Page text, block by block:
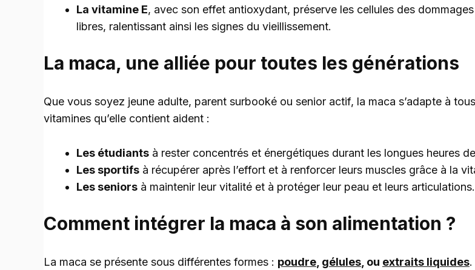
La vitamine E, avec son effet antioxydant, préserve les cellules des
libres, ralentissant ainsi les signes du vieillissement.
La maca, une alliée pour toutes les générations
Que vous soyez jeune adulte, parent surbooké ou senior actif, la maca s’adapte à
vitamines qu’elle contient aident :
Les étudiants à rester concentrés et énergétiques durant les longues heures
Les sportifs à récupérer après l’effort et à renforcer leurs muscles grâce à la
Les seniors à maintenir leur vitalité et à protéger leur peau et leurs articulations.
Comment intégrer la maca à son alimentation ?
La maca se présente sous différentes formes : poudre gélules , ou extraits liquides